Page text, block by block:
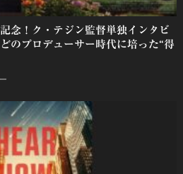
念！ク・テジン監督単独インタビ
のプロデューサー時代に培った“得